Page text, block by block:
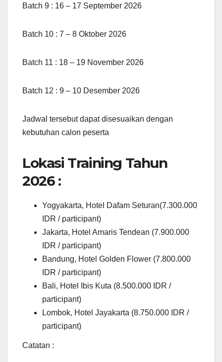
Batch 9 : 16 – 17 September 2026
Batch 10 : 7 – 8 Oktober 2026
Batch 11 : 18 – 19 November 2026
Batch 12 : 9 – 10 Desember 2026
Jadwal tersebut dapat disesuaikan dengan
kebutuhan calon peserta
Lokasi Training Tahun
2026 :
Yogyakarta, Hotel Dafam Seturan(7.300.000
IDR / participant)
Jakarta, Hotel Amaris Tendean (7.900.000
IDR / participant)
Bandung, Hotel Golden Flower (7.800.000
IDR / participant)
Bali, Hotel Ibis Kuta (8.500.000 IDR /
participant)
Lombok, Hotel Jayakarta (8.750.000 IDR /
participant)
Catatan :